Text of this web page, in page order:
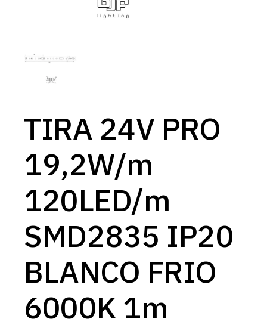
TIRA 24V PRO
19,2W/m
120LED/m
SMD2835 IP20
BLANCO FRIO
6000K 1m